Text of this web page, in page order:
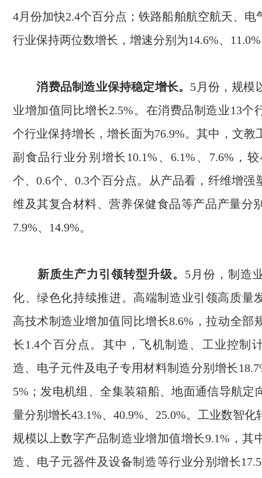
4月份加快2.4个百分点；铁路船舶航空航天、电
行业保持两位数增长，增速分别为14.6%、 11.0%
消费品制造业保持稳定增长。 5 月份，规模
业增加值同比增长2.5%。在消费品制造业13个
个行业保持增长，增长面为76.9%。其中，文教
副食品行业分别增长10.1% 、6.1% 、 7.6% ，较
个、0.6个、0.3个百分点。从产品看，纤维增强
维及其复合材料、营养保健食品等产品产量分
7.9%、 14.9%。
新质生产力引领转型升级。 5 月份，制造
化、绿色化持续推进。高端制造业引领高质量
高技术制造业增加值同比增长8.6% ，拉动全部
长1.4个百分点。其中，飞机制造、工业控制
造、电子元件及电子专用材料制造分别增长
5% ；发电机组、全集装箱船、地面通信导航定
量分别增长43.1%、 40.9%、 25.0%。工业数智化
规模以上数字产品制造业增加值增长9.1% ，其
造、电子元器件及设备制造等行业分别增长